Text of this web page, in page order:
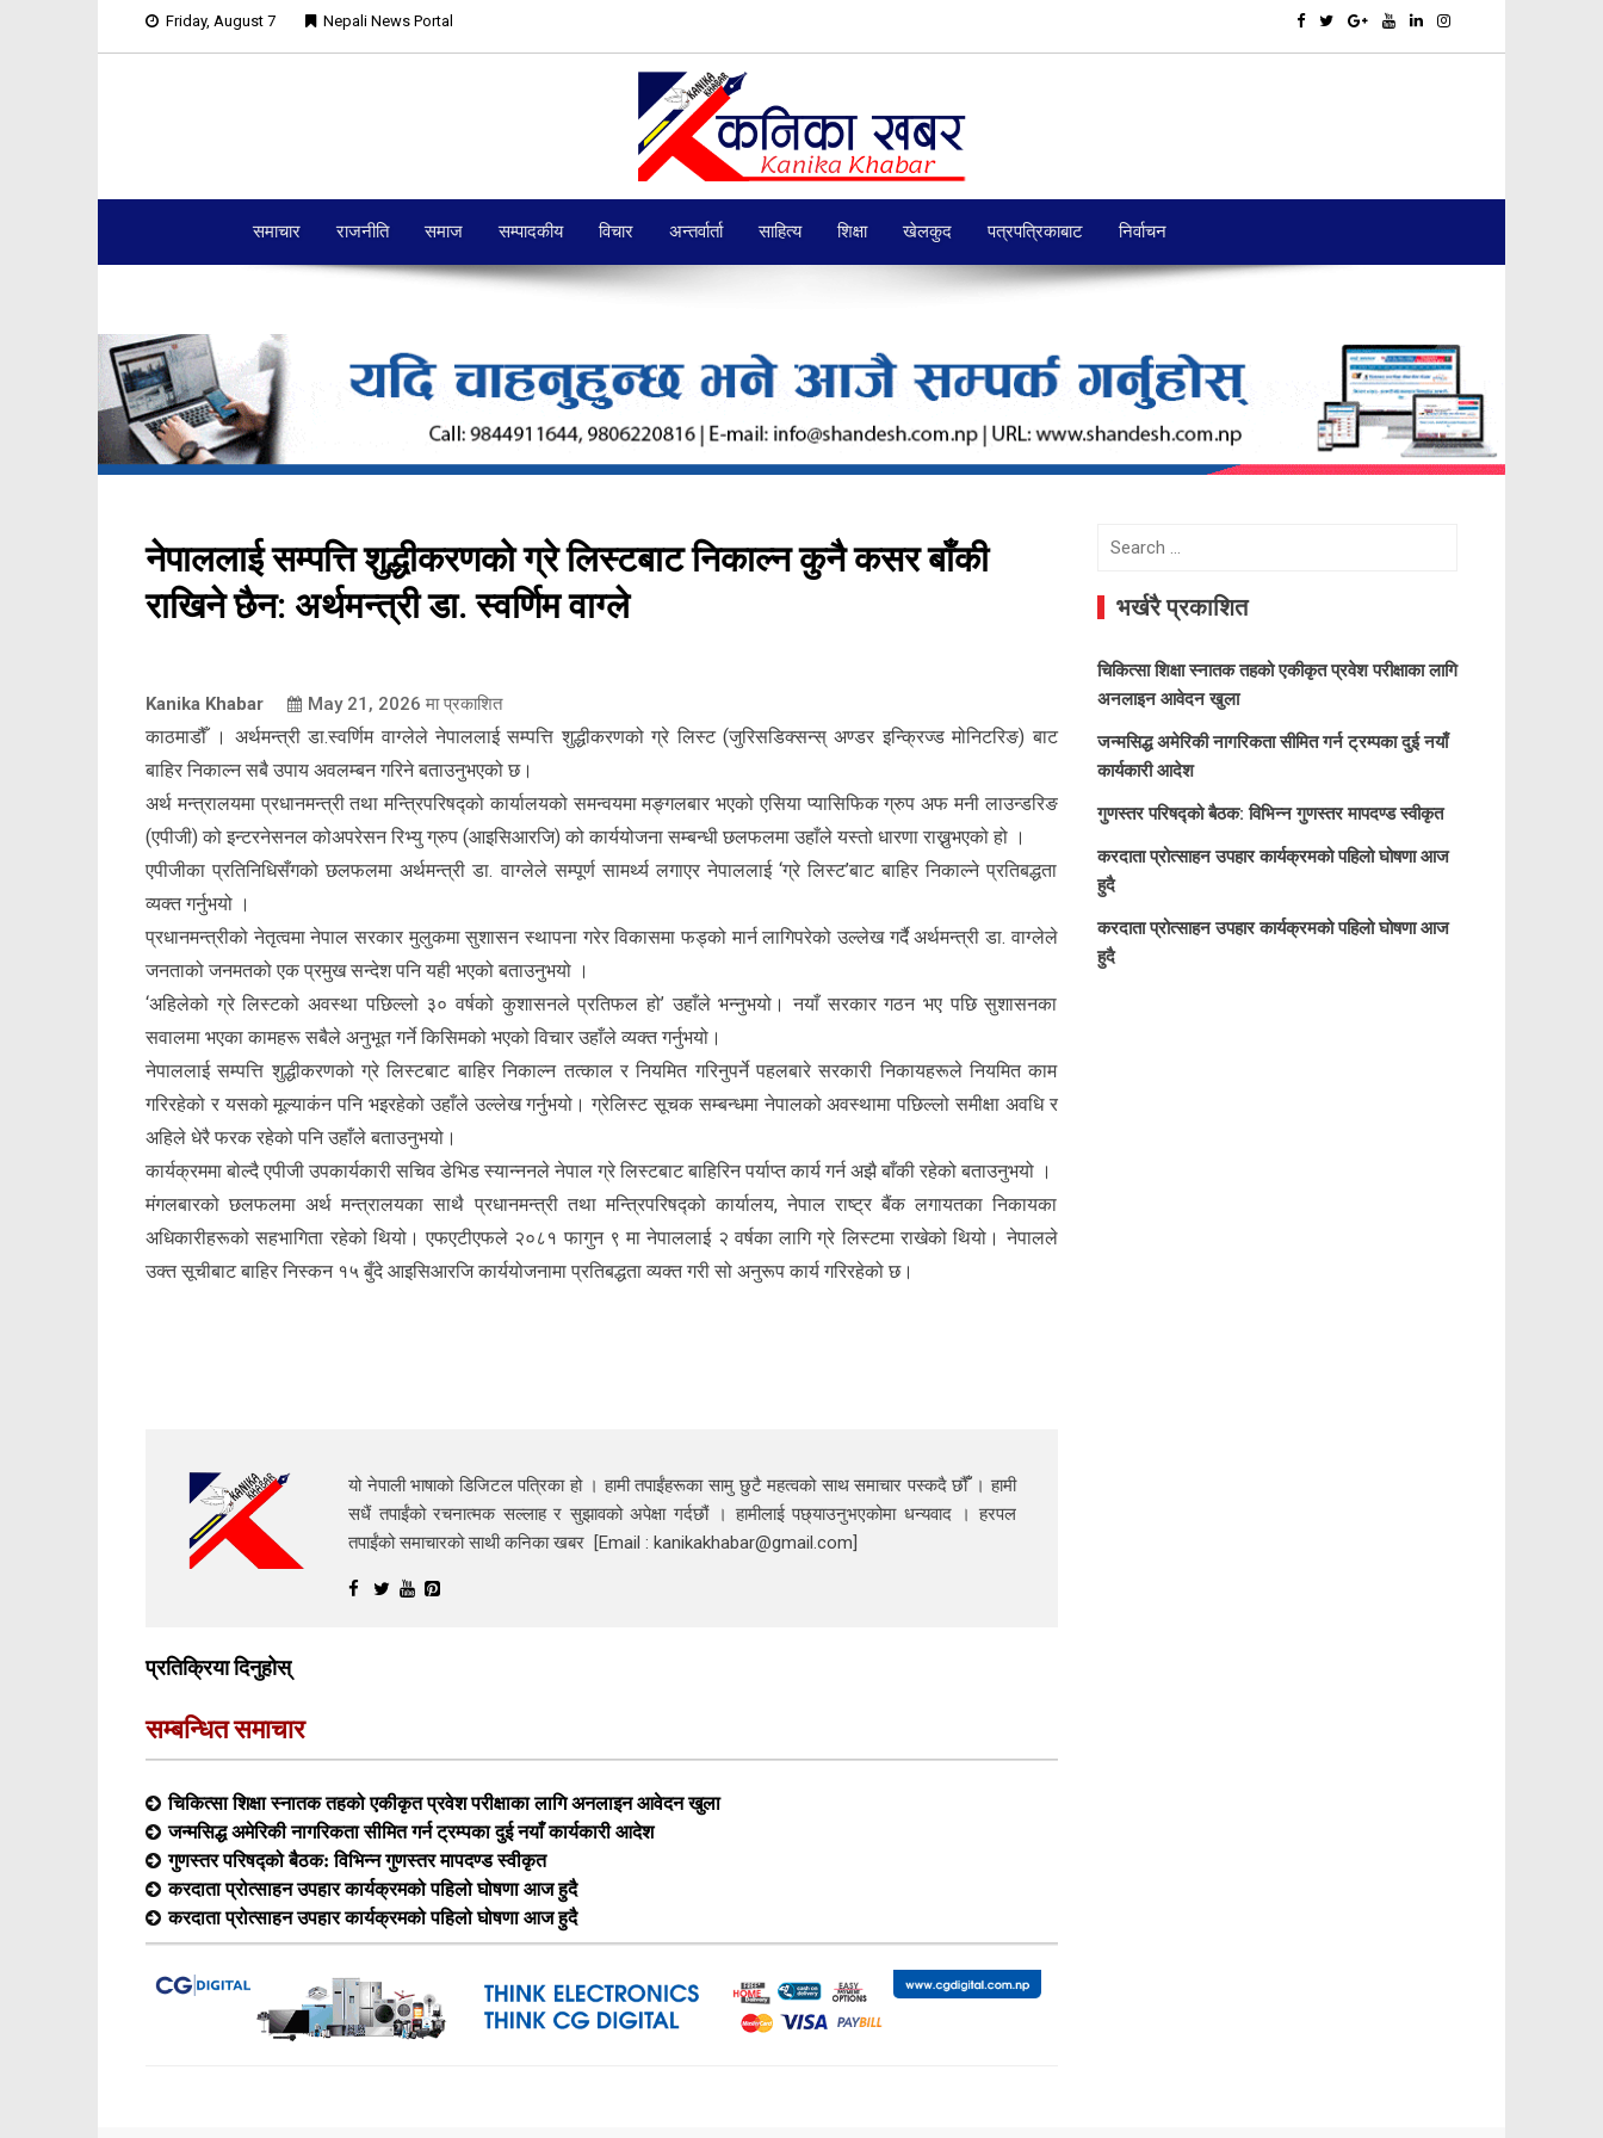
Friday, August 7 Nepali News Portal
समाचार राजनीति समाज सम्पादकीय विचार अन्तर्वार्ता साहित्य शिक्षा खेलकुद पत्रपत्रिकाबाट निर्वाचन
नेपाललाई सम्पत्ति शुद्धीकरणको ग्रे लिस्टबाट निकाल्न कुनै कसर बाँकी
राखिने छैन: अर्थमन्त्री डा. स्वर्णिम वाग्ले
Kanika Khabar May 21, 2026 मा प्रकाशित
काठमाडौँ । अर्थमन्त्री डा.स्वर्णिम वाग्लेले नेपाललाई सम्पत्ति शुद्धीकरणको ग्रे लिस्ट (जुरिसडिक्सन्स् अण्डर इन्क्रिज्ड मोनिटरिङ) बाट
बाहिर निकाल्न सबै उपाय अवलम्बन गरिने बताउनुभएको छ।
अर्थ मन्त्रालयमा प्रधानमन्त्री तथा मन्त्रिपरिषद्को कार्यालयको समन्वयमा मङ्गलबार भएको एसिया प्यासिफिक ग्रुप अफ मनी लाउन्डरिङ
(एपीजी) को इन्टरनेसनल कोअपरेसन रिभ्यु ग्रुप (आइसिआरजि) को कार्ययोजना सम्बन्धी छलफलमा उहाँले यस्तो धारणा राख्नुभएको हो ।
एपीजीका प्रतिनिधिसँगको छलफलमा अर्थमन्त्री डा. वाग्लेले सम्पूर्ण सामर्थ्य लगाएर नेपाललाई ‘ग्रे लिस्ट’बाट बाहिर निकाल्ने प्रतिबद्धता
व्यक्त गर्नुभयो ।
प्रधानमन्त्रीको नेतृत्वमा नेपाल सरकार मुलुकमा सुशासन स्थापना गरेर विकासमा फड्को मार्न लागिपरेको उल्लेख गर्दै अर्थमन्त्री डा. वाग्लेले
जनताको जनमतको एक प्रमुख सन्देश पनि यही भएको बताउनुभयो ।
‘अहिलेको ग्रे लिस्टको अवस्था पछिल्लो ३० वर्षको कुशासनले प्रतिफल हो’ उहाँले भन्नुभयो। नयाँ सरकार गठन भए पछि सुशासनका
सवालमा भएका कामहरू सबैले अनुभूत गर्ने किसिमको भएको विचार उहाँले व्यक्त गर्नुभयो।
नेपाललाई सम्पत्ति शुद्धीकरणको ग्रे लिस्टबाट बाहिर निकाल्न तत्काल र नियमित गरिनुपर्ने पहलबारे सरकारी निकायहरूले नियमित काम
गरिरहेको र यसको मूल्याकंन पनि भइरहेको उहाँले उल्लेख गर्नुभयो। ग्रेलिस्ट सूचक सम्बन्धमा नेपालको अवस्थामा पछिल्लो समीक्षा अवधि र
अहिले धेरै फरक रहेको पनि उहाँले बताउनुभयो।
कार्यक्रममा बोल्दै एपीजी उपकार्यकारी सचिव डेभिड स्यान्ननले नेपाल ग्रे लिस्टबाट बाहिरिन पर्याप्त कार्य गर्न अझै बाँकी रहेको बताउनुभयो ।
मंगलबारको छलफलमा अर्थ मन्त्रालयका साथै प्रधानमन्त्री तथा मन्त्रिपरिषद्को कार्यालय, नेपाल राष्ट्र बैंक लगायतका निकायका
अधिकारीहरूको सहभागिता रहेको थियो। एफएटीएफले २०८१ फागुन ९ मा नेपाललाई २ वर्षका लागि ग्रे लिस्टमा राखेको थियो। नेपालले
उक्त सूचीबाट बाहिर निस्कन १५ बुँदे आइसिआरजि कार्ययोजनामा प्रतिबद्धता व्यक्त गरी सो अनुरूप कार्य गरिरहेको छ।
यो नेपाली भाषाको डिजिटल पत्रिका हो । हामी तपाईंहरूका सामु छुटै महत्वको साथ समाचार पस्कदै छौँँ । हामी
सधैं तपाईंको रचनात्मक सल्लाह र सुझावको अपेक्षा गर्दछौं । हामीलाई पछ्याउनुभएकोमा धन्यवाद । हरपल
तपाईंको समाचारको साथी कनिका खबर [Email : kanikakhabar@gmail.com]
प्रतिक्रिया दिनुहोस्
सम्बन्धित समाचार
चिकित्सा शिक्षा स्नातक तहको एकीकृत प्रवेश परीक्षाका लागि अनलाइन आवेदन खुला
जन्मसिद्ध अमेरिकी नागरिकता सीमित गर्न ट्रम्पका दुई नयाँ कार्यकारी आदेश
गुणस्तर परिषद्को बैठक: विभिन्न गुणस्तर मापदण्ड स्वीकृत
करदाता प्रोत्साहन उपहार कार्यक्रमको पहिलो घोषणा आज हुदै
करदाता प्रोत्साहन उपहार कार्यक्रमको पहिलो घोषणा आज हुदै
Search
भर्खरै प्रकाशित
चिकित्सा शिक्षा स्नातक तहको एकीकृत प्रवेश परीक्षाका लागि
अनलाइन आवेदन खुला
जन्मसिद्ध अमेरिकी नागरिकता सीमित गर्न ट्रम्पका दुई नयाँ
कार्यकारी आदेश
गुणस्तर परिषद्को बैठक: विभिन्न गुणस्तर मापदण्ड स्वीकृत
करदाता प्रोत्साहन उपहार कार्यक्रमको पहिलो घोषणा आज
हुदै
करदाता प्रोत्साहन उपहार कार्यक्रमको पहिलो घोषणा आज
हुदै